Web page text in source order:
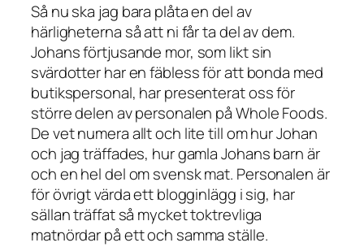
Så nu ska jag bara plåta en del av
härligheterna så att ni får ta del av dem.
Johans förtjusande mor, som likt sin
svärdotter har en fäbless för att bonda med
butikspersonal, har presenterat oss för
större delen av personalen på Whole Foods.
De vet numera allt och lite till om hur Johan
och jag träffades, hur gamla Johans barn är
och en hel del om svensk mat. Personalen är
för övrigt värda ett blogginlägg i sig, har
sällan träffat så mycket toktrevliga
matnördar på ett och samma ställe.